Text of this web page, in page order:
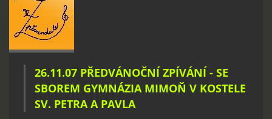
26.11.07 PŘEDVÁNOČNÍ ZPÍVÁNÍ - SE
SBOREM GYMNÁZIA MIMOŇ V KOSTELE
SV. PETRA A PAVLA